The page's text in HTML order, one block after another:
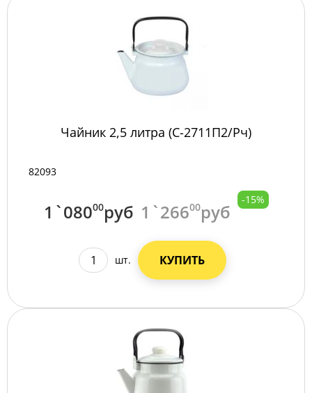
Чайник 2,5 литра (С-2711П2/Рч)
82093
1`08000руб 1`26600руб
-15%
шт. КУПИТЬ